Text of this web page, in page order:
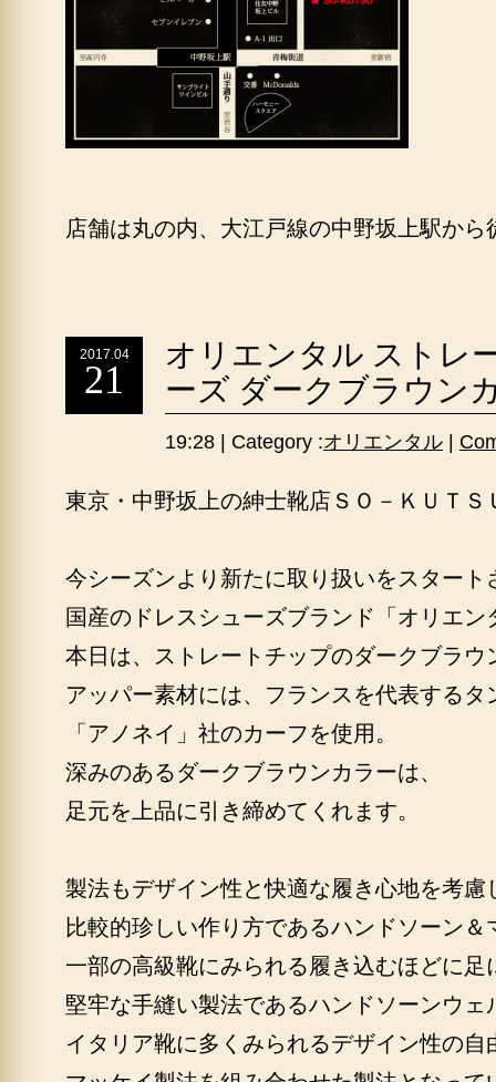
店舗は丸の内、大江戸線の中野坂上駅から
2017.04
21
オリエンタル ストレ
ーズ ダークブラウン
19:28 | Category :オリエンタル
東京・中野坂上の紳士靴店ＳＯ－ＫＵＴＳ
今シーズンより新たに取り扱いをスタート
国産のドレスシューズブランド「オリエン
本日は、ストレートチップのダークブラウ
アッパー素材には、フランスを代表するタ
「アノネイ」社のカーフを使用。
深みのあるダークブラウンカラーは、
足元を上品に引き締めてくれます。
製法もデザイン性と快適な履き心地を考慮
比較的珍しい作り方であるハンドソーン＆
一部の高級靴にみられる履き込むほどに足
堅牢な手縫い製法であるハンドソーンウェ
イタリア靴に多くみられるデザイン性の自